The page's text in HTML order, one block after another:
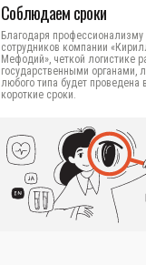
Соблюдаем сроки
Благодаря профессионализму
сотрудников компании
Мефодий», четкой логистике
государственными органами,
любого типа будет проведена
короткие сроки.